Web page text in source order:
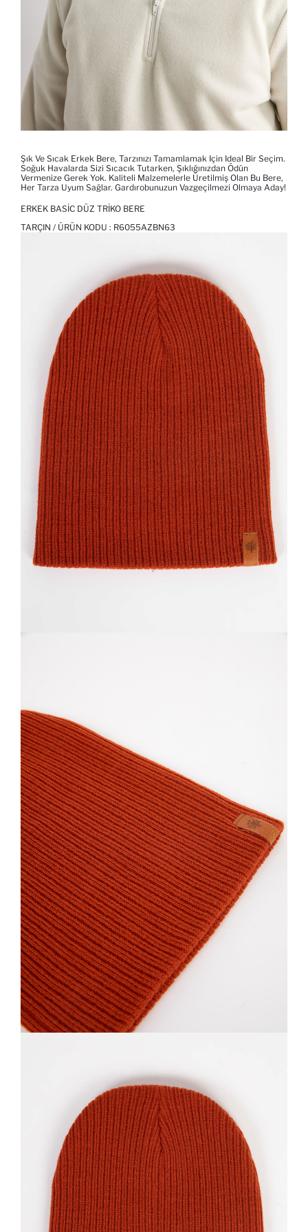
Şık Ve Sıcak Erkek Bere, Tarzınızı Tamamlamak Için Ideal Bir Seçim.
Soğuk Havalarda Sizi Sıcacık Tutarken, Şıklığınızdan Ödün
Vermenize Gerek Yok. Kaliteli Malzemelerle Üretilmiş Olan Bu Bere,
Her Tarza Uyum Sağlar. Gardırobunuzun Vazgeçilmezi Olmaya Aday!
ERKEK BASIC DÜZ TRIKO BERE
TARÇIN / ÜRÜN KODU : R6055AZBN63